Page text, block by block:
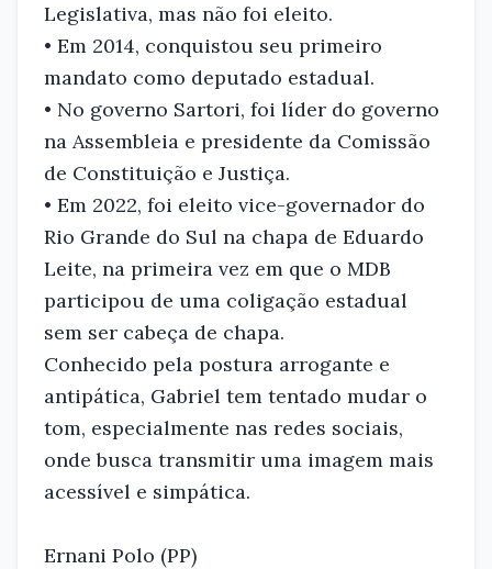
Legislativa, mas não foi eleito.
• Em 2014, conquistou seu primeiro
mandato como deputado estadual.
• No governo Sartori, foi líder do governo
na Assembleia e presidente da Comissão
de Constituição e Justiça.
• Em 2022, foi eleito vice-governador do
Rio Grande do Sul na chapa de Eduardo
Leite, na primeira vez em que o MDB
participou de uma coligação estadual
sem ser cabeça de chapa.
Conhecido pela postura arrogante e
antipática, Gabriel tem tentado mudar o
tom, especialmente nas redes sociais,
onde busca transmitir uma imagem mais
acessível e simpática.
Ernani Polo (PP)